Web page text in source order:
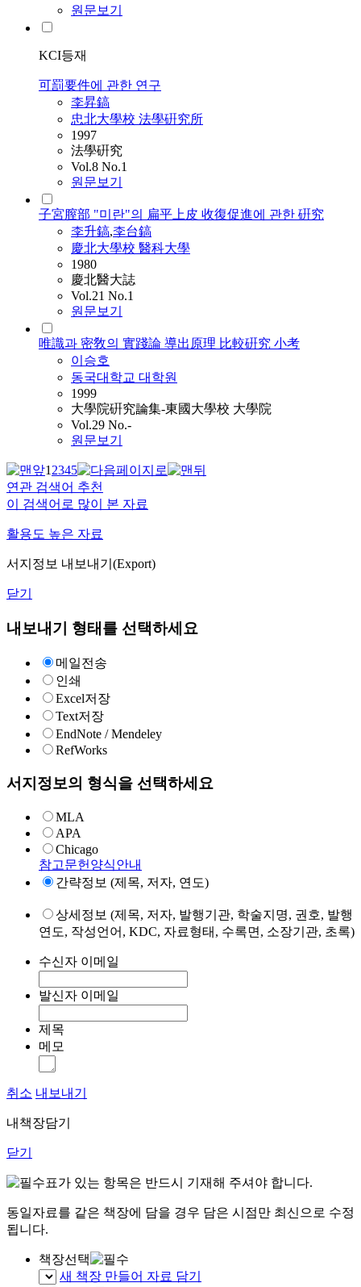
원문보기
KCI등재
可罰要件에 관한 연구
李昇鎬
忠北大學校 法學硏究所
1997
法學硏究
Vol.8 No.1
원문보기
子宮膣部 "미란"의 扁平上皮 收復促進에 관한 硏究
李升鎬,李台鎬
慶北大學校 醫科大學
1980
慶北醫大誌
Vol.21 No.1
원문보기
唯識과 密敎의 實踐論 導出原理 比較硏究 小考
이승호
동국대학교 대학원
1999
大學院硏究論集-東國大學校 大學院
Vol.29 No.-
원문보기
12345
연관 검색어 추천
이 검색어로 많이 본 자료
활용도 높은 자료
서지정보 내보내기(Export)
닫기
내보내기 형태를 선택하세요
메일전송
인쇄
Excel저장
Text저장
EndNote / Mendeley
RefWorks
서지정보의 형식을 선택하세요
MLA
APA
Chicago
참고문헌양식안내
간략정보 (제목, 저자, 연도)
상세정보 (제목, 저자, 발행기관, 학술지명, 권호, 발행
연도, 작성언어, KDC, 자료형태, 수록면, 소장기관, 초록)
수신자 이메일
발신자 이메일
제목
메모
취소 내보내기
내책장담기
닫기
표가 있는 항목은 반드시 기재해 주셔야 합니다.
동일자료를 같은 책장에 담을 경우 담은 시점만 최신으로 수정
됩니다.
책장선택
새 책장 만들어 자료 담기